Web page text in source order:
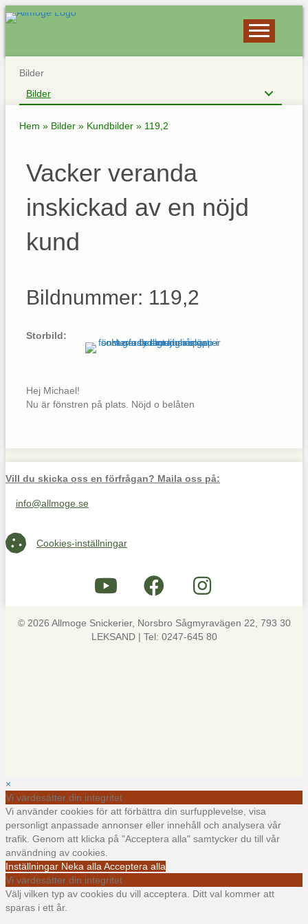
Bilder
Bilder
Hem » Bilder » Kundbilder » 119,2
Vacker veranda
inskickad av en nöjd
kund
Bildnummer: 119,2
Storbild:
Hej Michael!
Nu är fönstren på plats. Nöjd o belåten
Vill du skicka oss en förfrågan? Maila oss på:
Maila oss på info@allmoge.se
info@allmoge.se
Cookies-inställningar
Cookies-inställningar
© 2026 Allmoge Snickerier, Norsbro Sågmyravägen 22, 793 30
LEKSAND | Tel: 0247-645 80
×
Vi värdesätter din integritet
Vi använder cookies för att förbättra din surfupplevelse, visa
personligt anpassade annonser eller innehåll och analysera vår
trafik. Genom att klicka på "Acceptera alla" samtycker du till vår
användning av cookies.
Inställningar Neka alla Acceptera alla
Vi värdesätter din integritet
Välj vilken typ av cookies du vill acceptera. Ditt val kommer att
sparas i ett år.